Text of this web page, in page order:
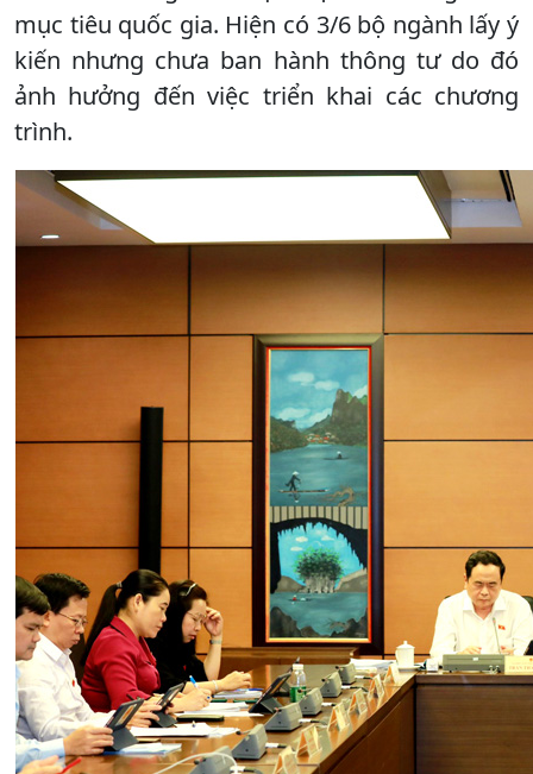
mục tiêu quốc gia. Hiện có 3/6 bộ ngành lấy ý
kiến nhưng chưa ban hành thông tư do đó
ảnh hưởng đến việc triển khai các chương
trình.